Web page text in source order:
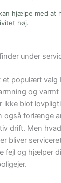
hjælpe med at
høj.
under
et populært valg
og
ikke blot
også forlænge
drift. Men
bliver
fejl og hjælper